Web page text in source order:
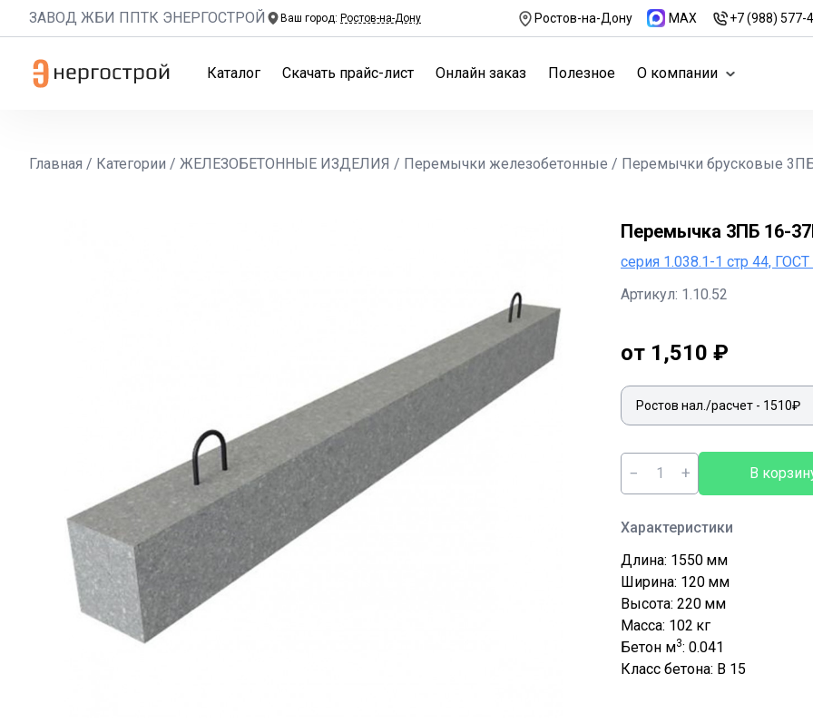
ЗАВОД ЖБИ ППТК ЭНЕРГОСТРОЙ Ваш город: Ростов-на-Дону Ростов-на-Дону MAX +7 (988) 577-
Каталог Скачать прайс-лист Онлайн заказ Полезное О компании
Главная / Категории / ЖЕЛЕЗОБЕТОННЫЕ ИЗДЕЛИЯ / Перемычки железобетонные / Перемычки брусковые
Перемычка 3ПБ 16-
серия 1.038.1-1 стр 44,
Артикул: 1.10.52
от 1,510 ₽
− + В
Характеристики
Длина: 1550 мм
Ширина: 120 мм
Высота: 220 мм
Масса: 102 кг
Бетон м3: 0.041
Класс бетона: В 15